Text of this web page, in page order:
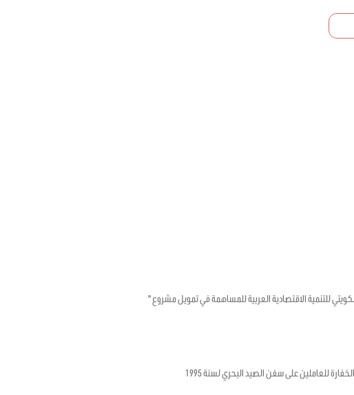
بين الجمهورية التونسية والصندوق الكويتي للتنمية الاقتصادية العربية للمساهمة في تمويل مشروع "
للعاملين على سفن الصيد البحري لسنة 1995